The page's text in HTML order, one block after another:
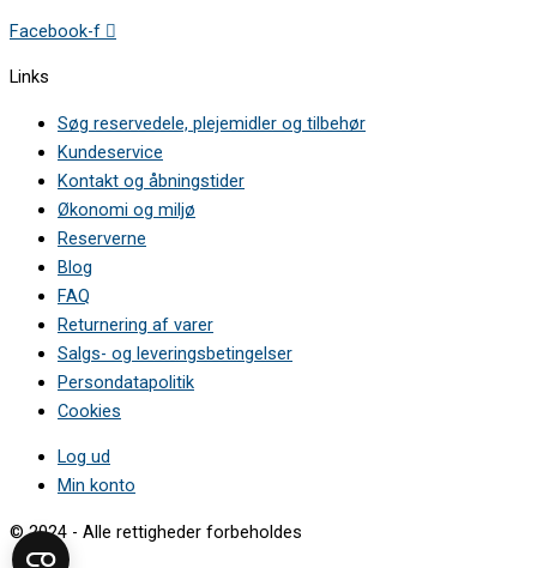
KG36EAI30/06 •
KG36EAI40/01 •
KG36EAI40/03 •
KG36EAI40/04 •
KG36EAI40/06 •
KG36EAI40/07 •
KG36EAI40/08 •
KG36EAI40/11 •
KG36EAI40/12 •
KG36EAI40/13 •
KG36EAI40/14 •
KG36EAI40/15 •
KG36EAI40/18 •
KG36EAI40/20 •
KG36EAI40/99 •
KG36EAI40X/02 •
Facebook-f
Links
Søg reservedele, plejemidler og tilbehør
Kundeservice
Kontakt og åbningstider
Økonomi og miljø
Reserverne
Blog
FAQ
Returnering af varer
Salgs- og leveringsbetingelser
Persondatapolitik
Cookies
Log ud
Min konto
© 2024 - Alle rettigheder forbeholdes